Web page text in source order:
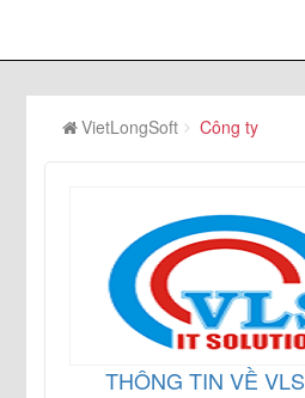
VietLongSoft Công ty
THÔNG TIN VỀ VLS